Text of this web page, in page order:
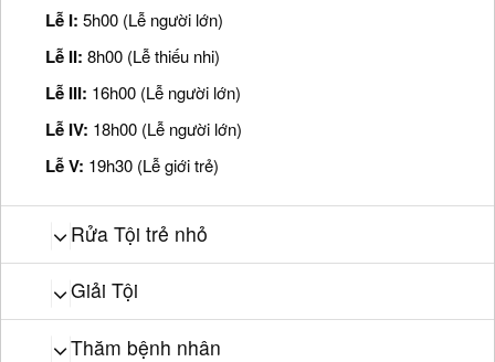
Lễ I: 5h00 (Lễ người lớn)
Lễ II: 8h00 (Lễ thiếu nhi)
Lễ III: 16h00 (Lễ người lớn)
Lễ IV: 18h00 (Lễ người lớn)
Lễ V: 19h30 (Lễ giới trẻ)
Rửa Tội trẻ nhỏ
Giải Tội
Thăm bệnh nhân